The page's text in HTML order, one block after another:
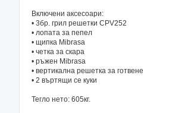
Включени аксесоари:
• 3бр. грил решетки CPV252
• лопата за пепел
• щипка Mibrasa
• четка за скара
• ръжен Mibrasa
• вертикална решетка за готвене
• 2 въртящи се куки
Тегло нето: 605кг.